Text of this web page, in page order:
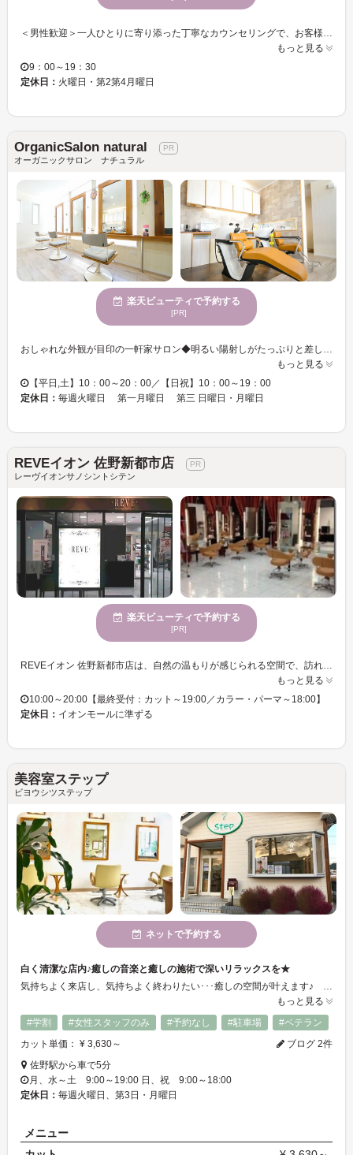
＜男性歓迎＞一人ひとりに寄り添った丁寧なカウンセリングで、お客様の髪のお悩みや要望に合わせ、経験豊富×高技術なスタッフがあなたの“なりたい！”を叶えます★男性のお客様も気軽に通えるサロンです。 ＜カット＋カラー＋トリートメント＞ 頭の形やクセを見極めたこだわりのカットは、扱いやすく乾かし方もきちんと説明するので、毎朝のスタイリングも簡単◎話題のグレージュ系のカラーも豊富なので、欧米風の透明感×艶感が叶う！あなたのお好みのカラーに出会える事間違い無し♪トリートメントで髪にツヤと潤いを与え、手触りのいい美髪へ・・・♪巧みなプロの技術を是非試してみませんか？ 自分に似合うスタイルが分からない方は、是非【LAGUNA hair home】までお越しください！実力派スタイリストがあなたに一番似合うスタイルを提案します。今までとは違う新しい自分に出会ってみませんか？
もっと見る
9：00～19：30
定休日： 火曜日・第2第4月曜日
OrganicSalon natural
オーガニックサロン ナチュラル
楽天ビューティで予約する
[PR]
おしゃれな外観が目印の一軒家サロン◆明るい陽射しがたっぷりと差し込むナチュラルな空間で、心地よいサロンでのひとときを満喫できる。ダメージレスにこだわり抜いた厳選薬剤とヘアケアで、通うたびに、健康で美しい髪へ。長く通えるサロンをお探しの方にオススメのサロンです！！
もっと見る
【平日,土】10：00～20：00／【日祝】10：00～19：00
定休日： 毎週火曜日 第一月曜日 第三 日曜日・月曜日
REVEイオン 佐野新都市店
レーヴイオンサノシントシテン
楽天ビューティで予約する
[PR]
REVEイオン 佐野新都市店は、自然の温もりが感じられる空間で、訪れるたびに心身がリフレッシュできるサロンです。ここでは、カット技術に優れたスタイリストが、お客様一人ひとりの理想を叶えるスタイルを実現します。若々しさを求める方から、落ち着いた魅力あふれる方まで、年齢を問わず様々な方にご利用いただいております。多様な年齢層に向けたサービスで、多くのニーズに応えることができるのが魅力です。お財布に優しい価格設定により、気軽に新しい自分に挑戦できます。REVEイオン 佐野新都市店で、あなたももっと素敵な自分に出会いませんか。
もっと見る
10:00～20:00【最終受付：カット～19:00／カラー・パーマ～18:00】
定休日： イオンモールに準ずる
美容室ステップ
ビヨウシツステップ
ネットで予約する
白く清潔な店内♪癒しの音楽と癒しの施術で深いリラックスを★
もっと見る
#学割
#女性スタッフのみ #予約なし #駐車場
#ベテラン
カット単価： ¥ 3,630～
ブログ 2件
佐野駅から車で5分
月、水～土 9:00～19:00 日、祝 9:00～18:00
定休日： 毎週火曜日、第3日・月曜日
メニュー